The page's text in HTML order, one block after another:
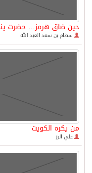
حين ضاق هرمز… حضرت
سطام بن سعد العبد الله
من يكره الكويت
علي الرز